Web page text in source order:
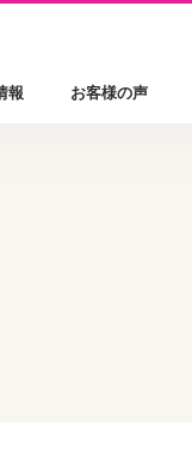
報 お客様の声